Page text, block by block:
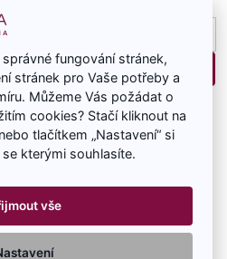
adresa
e-mailové komunikace.
Všechna práva vyhrazena -
fungování stránek,
stránek pro Vaše potřeby a
Můžeme Vás požádat o
cookies? Stačí kliknout na
tlačítkem „Nastavení“ si
kterými souhlasíte.
vše